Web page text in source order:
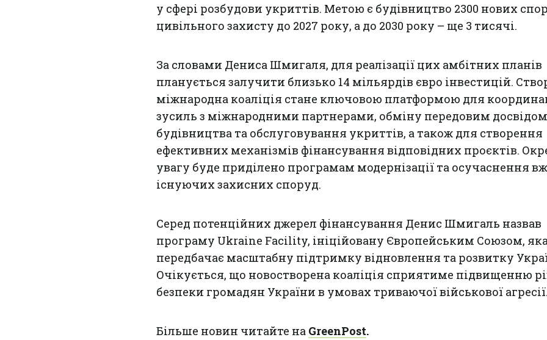
у сфері розбудови укриттів. Метою є будівництво 2300 нових
цивільного захисту до 2027 року, а до 2030 року – ще 3 тисячі.
За словами Дениса Шмигаля, для реалізації цих амбітних планів
планується залучити близько 14 мільярдів євро інвестицій.
міжнародна коаліція стане ключовою платформою для
зусиль з міжнародними партнерами, обміну передовим досвідом
будівництва та обслуговування укриттів, а також для створення
ефективних механізмів фінансування відповідних проєктів.
увагу буде приділено програмам модернізації та осучаснення
існуючих захисних споруд.
Серед потенційних джерел фінансування Денис Шмигаль назвав
програму Ukraine Facility, ініційовану Європейським Союзом,
передбачає масштабну підтримку відновлення та розвитку
Очікується, що новостворена коаліція сприятиме підвищенню
безпеки громадян України в умовах триваючої військової
Більше новин читайте на GreenPost.